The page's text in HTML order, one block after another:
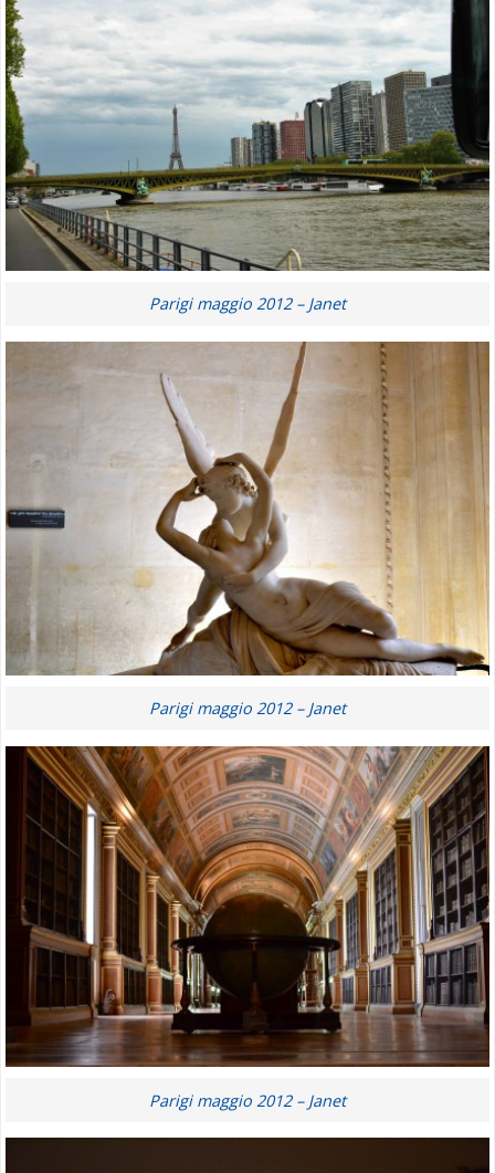
Parigi maggio 2012 – Janet
Parigi maggio 2012 – Janet
Parigi maggio 2012 – Janet